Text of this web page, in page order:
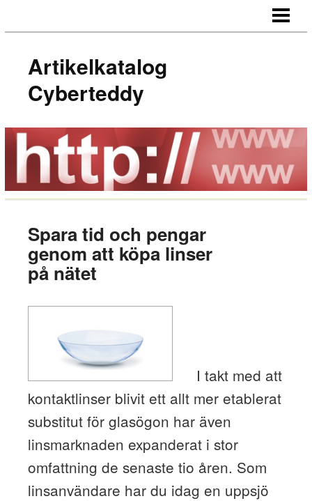
Artikelkatalog
Cyberteddy
Spara tid och pengar
genom att köpa linser
på nätet
I takt med att
kontaktlinser blivit ett allt mer etablerat
substitut för glasögon har även
linsmarknaden expanderat i stor
omfattning de senaste tio åren. Som
linsanvändare har du idag en uppsjö